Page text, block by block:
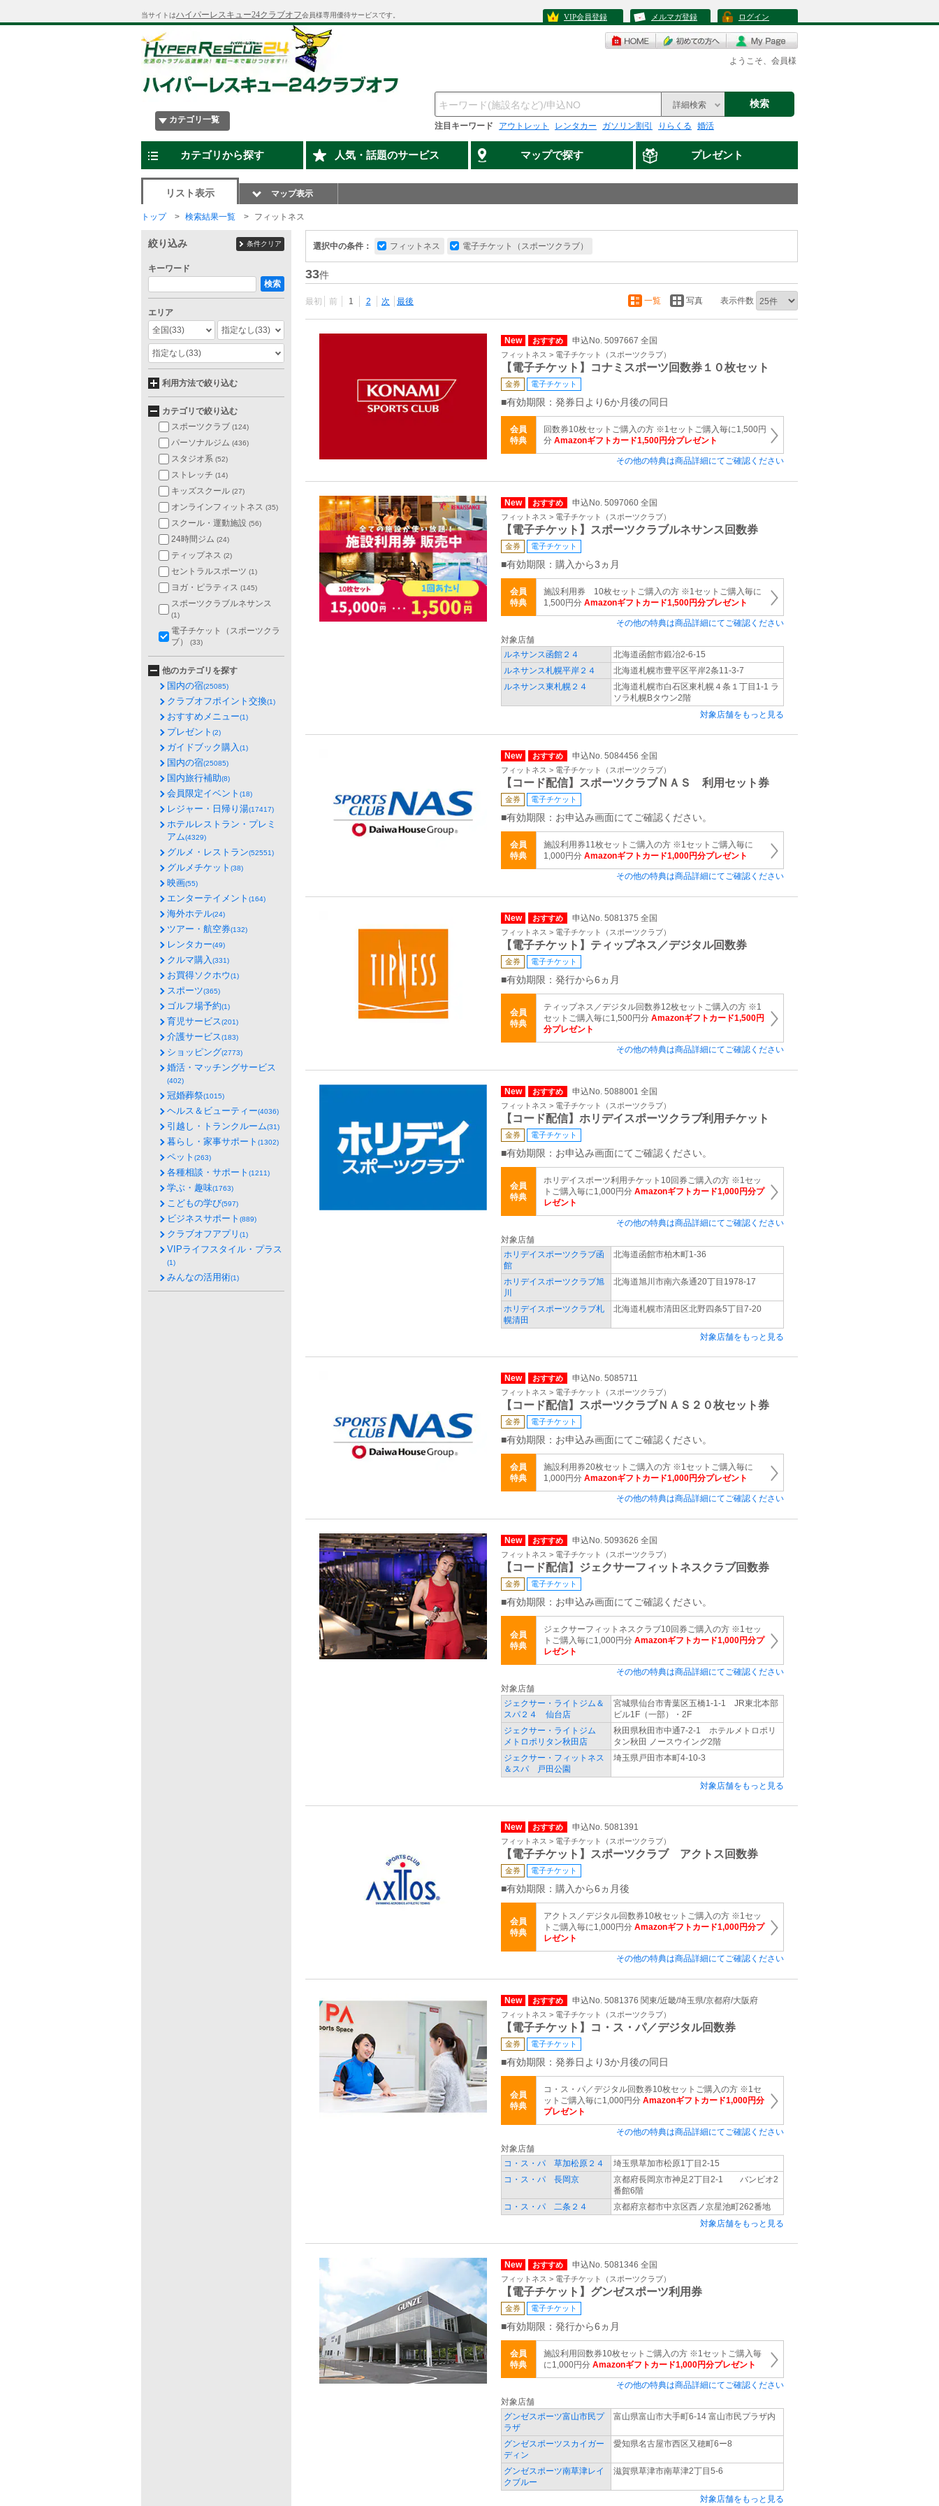
当サイトはハイパーレスキュー24クラブオフ会員様専用優待サービスです。 VIP会員登録 メルマガ登録 ログイン
ようこそ、会員様
カテゴリ一覧
詳細検索 検索
注目キーワード アウトレット レンタカー ガソリン割引 りらくる 婚活
カテゴリから探す 人気・話題のサービス マップで探す プレゼント
リスト表示 マップ表示
トップ 検索結果一覧 フィットネス
選択中の条件： フィットネス 電子チケット（スポーツクラブ）
33件
最初 前 1 2 次 最後 一覧 写真 表示件数
New おすすめ 申込No. 5097667 全国
フィットネス > 電子チケット（スポーツクラブ）
【電子チケット】コナミスポーツ回数券１０枚セット
金券 電子チケット
■有効期限：発券日より6か月後の同日
会員
特典
回数券10枚セットご購入の方 ※1セットご購入毎に1,500円
分 Amazonギフトカード1,500円分プレゼント
その他の特典は商品詳細にてご確認ください
New おすすめ 申込No. 5097060 全国
フィットネス > 電子チケット（スポーツクラブ）
【電子チケット】スポーツクラブルネサンス回数券
金券 電子チケット
■有効期限：購入から3ヵ月
会員
特典
施設利用券 10枚セットご購入の方 ※1セットご購入毎に
1,500円分 Amazonギフトカード1,500円分プレゼント
その他の特典は商品詳細にてご確認ください
対象店舗
ルネサンス函館２４
北海道函館市鍛冶2-6-15
ルネサンス札幌平岸２４
北海道札幌市豊平区平岸2条11-3-7
ルネサンス東札幌２４
北海道札幌市白石区東札幌４条１丁目1‐1 ラ
ソラ札幌Bタウン2階
対象店舗をもっと見る
New おすすめ 申込No. 5084456 全国
フィットネス > 電子チケット（スポーツクラブ）
【コード配信】スポーツクラブＮＡＳ 利用セット券
金券 電子チケット
■有効期限：お申込み画面にてご確認ください。
会員
特典
施設利用券11枚セットご購入の方 ※1セットご購入毎に
1,000円分 Amazonギフトカード1,000円分プレゼント
その他の特典は商品詳細にてご確認ください
New おすすめ 申込No. 5081375 全国
フィットネス > 電子チケット（スポーツクラブ）
【電子チケット】ティップネス／デジタル回数券
金券 電子チケット
■有効期限：発行から6ヵ月
会員
特典
ティップネス／デジタル回数券12枚セットご購入の方 ※1
セットご購入毎に1,500円分 Amazonギフトカード1,500円
分プレゼント
その他の特典は商品詳細にてご確認ください
New おすすめ 申込No. 5088001 全国
フィットネス > 電子チケット（スポーツクラブ）
【コード配信】ホリデイスポーツクラブ利用チケット
金券 電子チケット
■有効期限：お申込み画面にてご確認ください。
会員
特典
ホリデイスポーツ利用チケット10回券ご購入の方 ※1セッ
トご購入毎に1,000円分 Amazonギフトカード1,000円分プ
レゼント
その他の特典は商品詳細にてご確認ください
対象店舗
ホリデイスポーツクラブ函
館
北海道函館市柏木町1-36
ホリデイスポーツクラブ旭
川
北海道旭川市南六条通20丁目1978-17
ホリデイスポーツクラブ札
幌清田
北海道札幌市清田区北野四条5丁目7-20
対象店舗をもっと見る
New おすすめ 申込No. 5085711
フィットネス > 電子チケット（スポーツクラブ）
【コード配信】スポーツクラブＮＡＳ２０枚セット券
金券 電子チケット
■有効期限：お申込み画面にてご確認ください。
会員
特典
施設利用券20枚セットご購入の方 ※1セットご購入毎に
1,000円分 Amazonギフトカード1,000円分プレゼント
その他の特典は商品詳細にてご確認ください
New おすすめ 申込No. 5093626 全国
フィットネス > 電子チケット（スポーツクラブ）
【コード配信】ジェクサーフィットネスクラブ回数券
金券 電子チケット
■有効期限：お申込み画面にてご確認ください。
会員
特典
ジェクサーフィットネスクラブ10回券ご購入の方 ※1セッ
トご購入毎に1,000円分 Amazonギフトカード1,000円分プ
レゼント
その他の特典は商品詳細にてご確認ください
対象店舗
ジェクサー・ライトジム＆
スパ２４ 仙台店
宮城県仙台市青葉区五橋1-1-1 JR東北本部
ビル1F（一部）・2F
ジェクサー・ライトジム
メトロポリタン秋田店
秋田県秋田市中通7-2-1 ホテルメトロポリ
タン秋田 ノースウイング2階
ジェクサー・フィットネス
＆スパ 戸田公園
埼玉県戸田市本町4-10-3
対象店舗をもっと見る
New おすすめ 申込No. 5081391
フィットネス > 電子チケット（スポーツクラブ）
【電子チケット】スポーツクラブ アクトス回数券
金券 電子チケット
■有効期限：購入から6ヵ月後
会員
特典
アクトス／デジタル回数券10枚セットご購入の方 ※1セッ
トご購入毎に1,000円分 Amazonギフトカード1,000円分プ
レゼント
その他の特典は商品詳細にてご確認ください
New おすすめ 申込No. 5081376 関東/近畿/埼玉県/京都府/大阪府
フィットネス > 電子チケット（スポーツクラブ）
【電子チケット】コ・ス・パ／デジタル回数券
金券 電子チケット
■有効期限：発券日より3か月後の同日
会員
特典
コ・ス・パ／デジタル回数券10枚セットご購入の方 ※1セ
ットご購入毎に1,000円分 Amazonギフトカード1,000円分
プレゼント
その他の特典は商品詳細にてご確認ください
対象店舗
コ・ス・パ 草加松原２４
埼玉県草加市松原1丁目2-15
コ・ス・パ 長岡京
京都府長岡京市神足2丁目2-1 バンビオ2
番館6階
コ・ス・パ 二条２４
京都府京都市中京区西ノ京星池町262番地
対象店舗をもっと見る
New おすすめ 申込No. 5081346 全国
フィットネス > 電子チケット（スポーツクラブ）
【電子チケット】グンゼスポーツ利用券
金券 電子チケット
■有効期限：発行から6ヵ月
会員
特典
施設利用回数券10枚セットご購入の方 ※1セットご購入毎
に1,000円分 Amazonギフトカード1,000円分プレゼント
その他の特典は商品詳細にてご確認ください
対象店舗
グンゼスポーツ富山市民プ
ラザ
富山県富山市大手町6-14 富山市民プラザ内
グンゼスポーツスカイガー
ディン
愛知県名古屋市西区又穂町6ー8
グンゼスポーツ南草津レイ
クブルー
滋賀県草津市南草津2丁目5-6
対象店舗をもっと見る
絞り込み 条件クリア
キーワード
検索
エリア
全国(33) 指定なし(33)
指定なし(33)
利用方法で絞り込む
カテゴリで絞り込む
スポーツクラブ (124)
パーソナルジム (436)
スタジオ系 (52)
ストレッチ (14)
キッズスクール (27)
オンラインフィットネス (35)
スクール・運動施設 (56)
24時間ジム (24)
ティップネス (2)
セントラルスポーツ (1)
ヨガ・ピラティス (145)
スポーツクラブルネサンス
(1)
電子チケット（スポーツクラ
ブ）
(33)
他のカテゴリを探す
国内の宿(25085)
クラブオフポイント交換(1)
おすすめメニュー(1)
プレゼント (2)
ガイドブック購入(1)
国内の宿(25085)
国内旅行補助(8)
会員限定イベント (18)
レジャー・日帰り湯(17417)
ホテルレストラン・プレミ
アム(4329)
グルメ・レストラン(52551)
グルメチケット (38)
映画(55)
エンターテイメント (164)
海外ホテル(24)
ツアー・航空券(132)
レンタカー(49)
クルマ購入(331)
お買得ソクホウ(1)
スポーツ(365)
ゴルフ場予約(1)
育児サービス(201)
介護サービス(183)
ショッピング(2773)
婚活・マッチングサービス
(402)
冠婚葬祭(1015)
ヘルス＆ビューティー(4036)
引越し・トランクルーム(31)
暮らし・家事サポート (1302)
ペット (263)
各種相談・サポート (1211)
学ぶ・趣味(1763)
こどもの学び(597)
ビジネスサポート (889)
クラブオフアプリ (1)
VIPライフスタイル・プラス
(1)
みんなの活用術(1)